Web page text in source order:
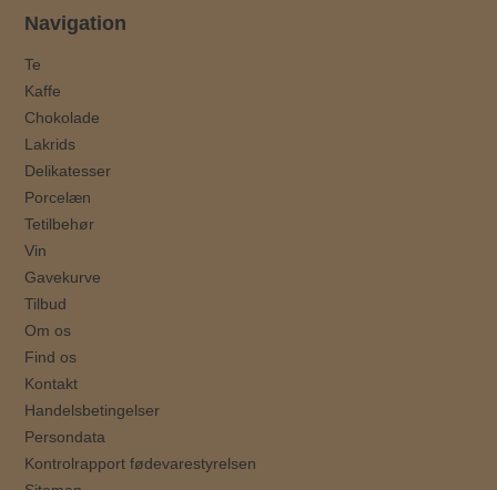
Navigation
Te
Kaffe
Chokolade
Lakrids
Delikatesser
Porcelæn
Tetilbehør
Vin
Gavekurve
Tilbud
Om os
Find os
Kontakt
Handelsbetingelser
Persondata
Kontrolrapport fødevarestyrelsen